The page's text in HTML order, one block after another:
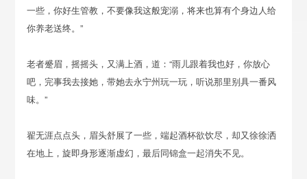
一些，你好生管教，不要像我这般宠溺，将来也算有个身边人给
你养老送终。”
老者蹙眉，摇摇头，又满上酒，道：“雨儿跟着我也好，你放心
吧，完事我去接她，带她去永宁州玩一玩，听说那里别具一番风
味。”
翟无涯点点头，眉头舒展了一些，端起酒杯欲饮尽，却又徐徐洒
在地上，旋即身形逐渐虚幻，最后同锦盒一起消失不见。